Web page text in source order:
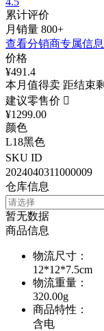
累计评价
月销量 800+
查看分销商专属信息
价格
¥491.4
本月值得卖 距结束
建议零售价 
¥1299.00
颜色
L18黑色
SKU ID
2024040311000009
仓库信息
暂无数据
商品信息
物流尺寸 ：
12*12*7.5cm
物流重量 ：
320.00g
商品特性 ：
含电